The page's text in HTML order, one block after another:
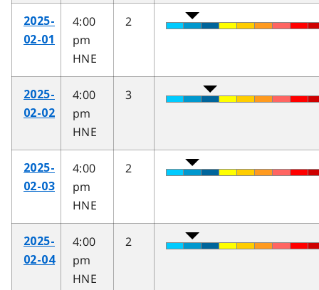
2025-
02-01
4:00
pm
HNE
2
2025-
02-02
4:00
pm
HNE
3
2025-
02-03
4:00
pm
HNE
2
2025-
02-04
4:00
pm
HNE
2